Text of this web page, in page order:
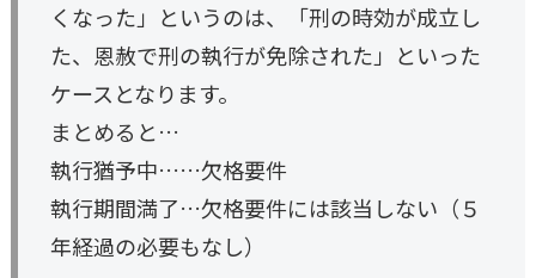
くなった」というのは、「刑の時効が成立し
た、恩赦で刑の執行が免除された」といった
ケースとなります。
まとめると…
執行猶予中……欠格要件
執行期間満了…欠格要件には該当しない（５
年経過の必要もなし）